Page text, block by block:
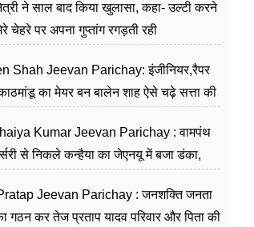
ने साल बाद किया खुलासा, कहा- उल्टी करने
चेहरे पर अपना गुप्तांग रगड़ती रही
Shah Jeevan Parichay: इंजीनियर,रैपर
का मेयर बन बालेन शाह ऐसे चढ़े सत्ता की
Kumar Jeevan Parichay : वामपंथ
से निकले कन्हैया का जेएनयू में बजा डंका,
Jeevan Parichay : जनशक्ति जनता
गठन कर तेज प्रताप यादव परिवार और पिता की